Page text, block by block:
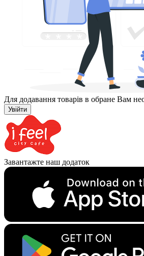
Для додавання товарів в обране Вам
Увійти
Завантажте наш додаток